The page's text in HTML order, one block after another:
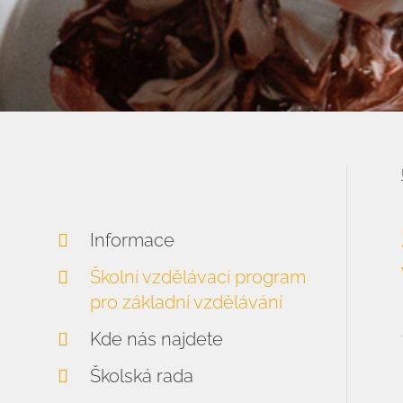
Informace
Školní vzdělávací program
pro základní vzdělávání
Kde nás najdete
Školská rada